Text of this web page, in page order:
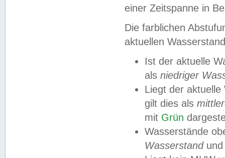
einer Zeitspanne in
Die farblichen
aktuellen
Ist der aktuelle
als niedriger
Liegt der
gilt dies als
mit Grün
Wasserstände
Wasserstandund